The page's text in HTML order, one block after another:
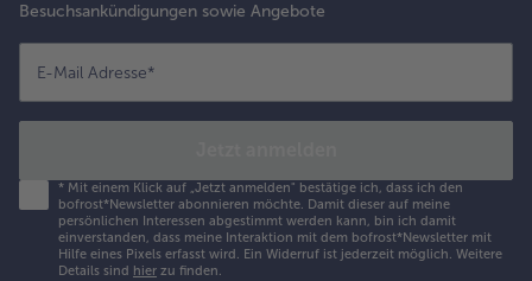
Besuchsankündigungen sowie Angebote
E-Mail Adresse*
* Mit einem Klick auf „Jetzt anmelden" bestätige ich, dass ich den
bofrost*Newsletter abonnieren möchte. Damit dieser auf meine
persönlichen Interessen abgestimmt werden kann, bin ich damit
einverstanden, dass meine Interaktion mit dem bofrost*Newsletter mit
Hilfe eines Pixels erfasst wird. Ein Widerruf ist jederzeit möglich. Weitere
Details sind hier zu finden.